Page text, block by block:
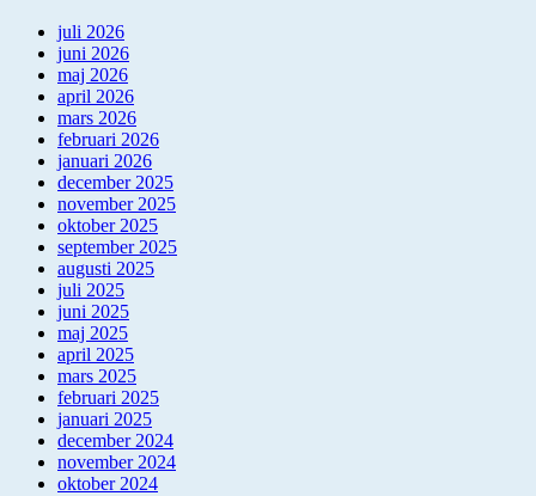
juli 2026
juni 2026
maj 2026
april 2026
mars 2026
februari 2026
januari 2026
december 2025
november 2025
oktober 2025
september 2025
augusti 2025
juli 2025
juni 2025
maj 2025
april 2025
mars 2025
februari 2025
januari 2025
december 2024
november 2024
oktober 2024